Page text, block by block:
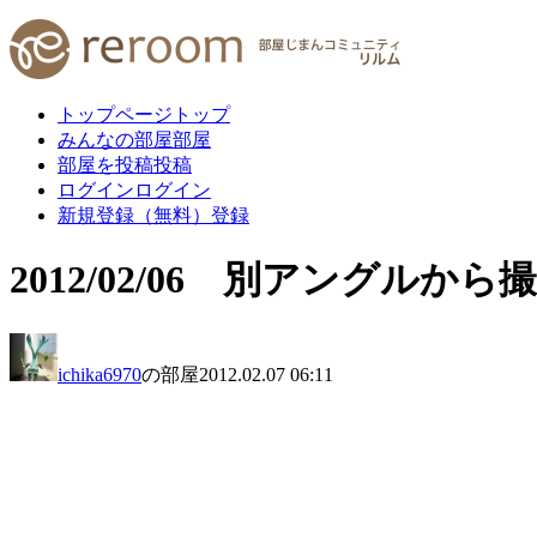
トップページ トップ
みんなの部屋部屋
部屋を投稿投稿
ログイン ログイン
新規登録（無料） 登録
2012/02/06 別アングルから
ichika6970の部屋2012.02.07 06:11